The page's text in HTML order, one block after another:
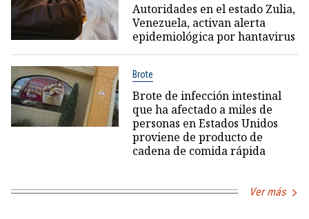
Autoridades en el estado Zulia,
Venezuela, activan alerta
epidemiológica por hantavirus
Brote
Brote de infección intestinal
que ha afectado a miles de
personas en Estados Unidos
proviene de producto de
cadena de comida rápida
Ver más